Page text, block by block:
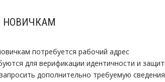
НОВИЧКАМ
потребуется рабочий адрес
для верификации идентичности и
дополнительно требуемую